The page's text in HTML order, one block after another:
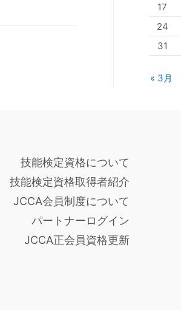
17
24
31
« 3月
技能検定資格について
技能検定資格取得者紹介
JCCA会員制度について
パートナーログイン
JCCA正会員資格更新